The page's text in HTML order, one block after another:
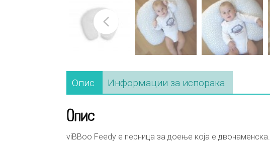
Опис Информации за испорака
Опис
viBBoo Feedy е перница за доење која е двонаменска.